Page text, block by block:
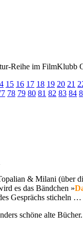
Reihe im FilmKlubb
15 16 17 18 19 20 21
78 79 80 81 82 83 84
& Milani (über
es das Bändchen »
Gesprächs sticheln …
schöne alte Bücher.